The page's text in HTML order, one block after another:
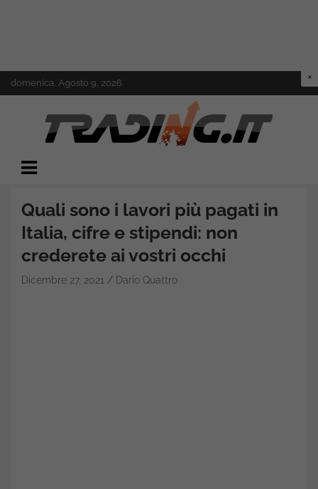
Skip
to
domenica, Agosto 9, 2026
Trading.it
Quali sono i lavori più pagati in
Italia, cifre e stipendi: non
crederete ai vostri occhi
Dicembre 27, 2021 Dario Quattro